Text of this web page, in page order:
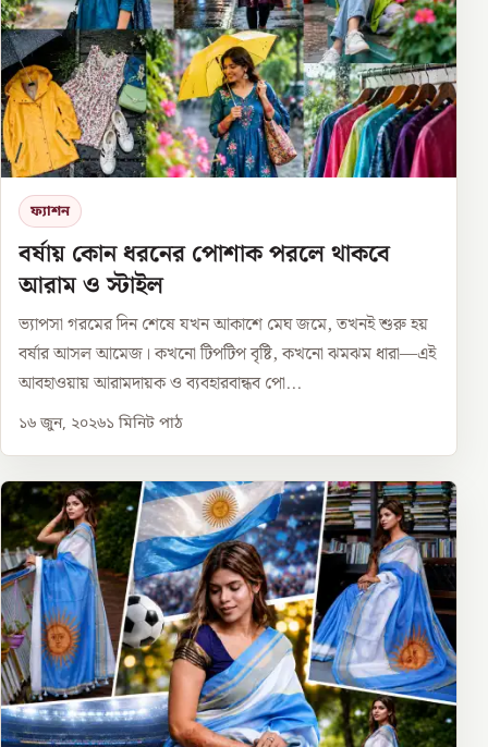
ফ্যাশন
বর্ষায় কোন ধরনের পোশাক পরলে থাকবে
আরাম ও স্টাইল
ভ্যাপসা গরমের দিন শেষে যখন আকাশে মেঘ জমে, তখনই শুরু হয়
বর্ষার আসল আমেজ। কখনো টিপটিপ বৃষ্টি, কখনো ঝমঝম ধারা—এই
আবহাওয়ায় আরামদায়ক ও ব্যবহারবান্ধব পো...
১৬ জুন, ২০২৬১ মিনিট পাঠ